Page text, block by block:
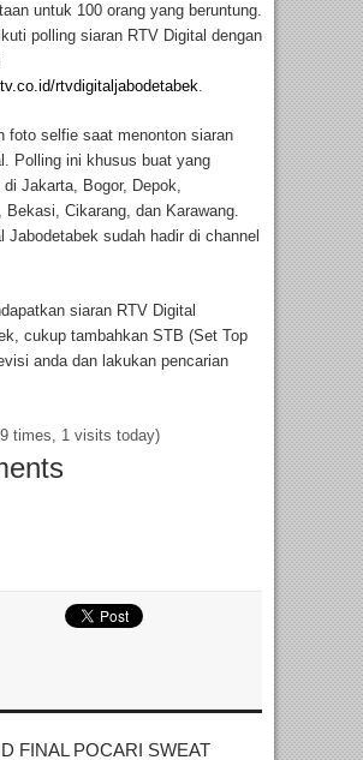
untuk 100 orang yang beruntung.
polling siaran RTV Digital dengan
rtvdigitaljabodetabek.
foto selfie saat menonton siaran
Polling ini khusus buat yang
di Jakarta, Bogor, Depok,
Bekasi, Cikarang, dan Karawang.
Jabodetabek sudah hadir di channel
siaran RTV Digital
cukup tambahkan STB (Set Top
anda dan lakukan pencarian
times, 1 visits today)
FINAL POCARI SWEAT